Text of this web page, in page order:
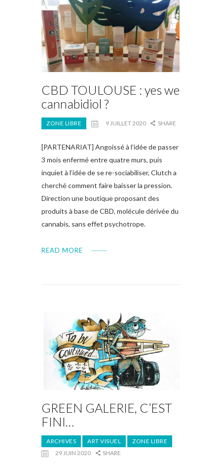
CBD TOULOUSE : yes we
cannabidiol ?
ZONE LIBRE 9 JUILLET 2020 SHARE
[PARTENARIAT] Angoissé à l’idée de passer
3 mois enfermé entre quatre murs, puis
inquiet à l’idée de se re-sociabiliser, Clutch a
cherché comment faire baisser la pression.
Direction une boutique proposant des
produits à base de CBD, molécule dérivée du
cannabis, sans effet psychotrope.
READ MORE
GREEN GALERIE, C’EST
FINI…
ARCHIVES ART VISUEL
ZONE LIBRE
29 JUIN 2020
SHARE